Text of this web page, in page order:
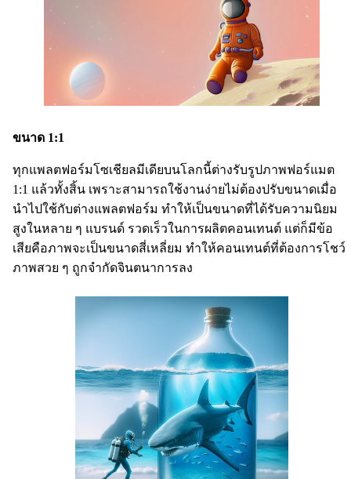
ขนาด 1:1
ทุกแพลตฟอร์มโซเชียลมีเดียบนโลกนี้ต่างรับรูปภาพฟอร์แมต
1:1 แล้วทั้งสิ้น เพราะสามารถใช้งานง่ายไม่ต้องปรับขนาดเมื่อ
นำไปใช้กับต่างแพลตฟอร์ม ทำให้เป็นขนาดที่ได้รับความนิยม
สูงในหลาย ๆ แบรนด์ รวดเร็วในการผลิตคอนเทนต์ แต่ก็มีข้อ
เสียคือภาพจะเป็นขนาดสี่เหลี่ยม ทำให้คอนเทนต์ที่ต้องการโชว์
ภาพสวย ๆ ถูกจำกัดจินตนาการลง